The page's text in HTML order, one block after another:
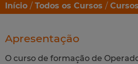
Início Todos os Cursos
Apresentação
O curso de formação de